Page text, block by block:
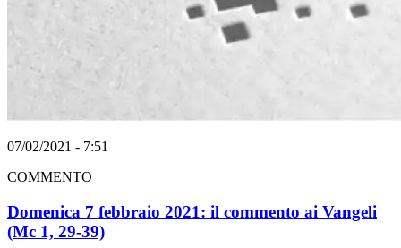
07/02/2021 - 7:51
COMMENTO
Domenica 7 febbraio 2021: il commento ai Vangeli
(Mc 1, 29-39)